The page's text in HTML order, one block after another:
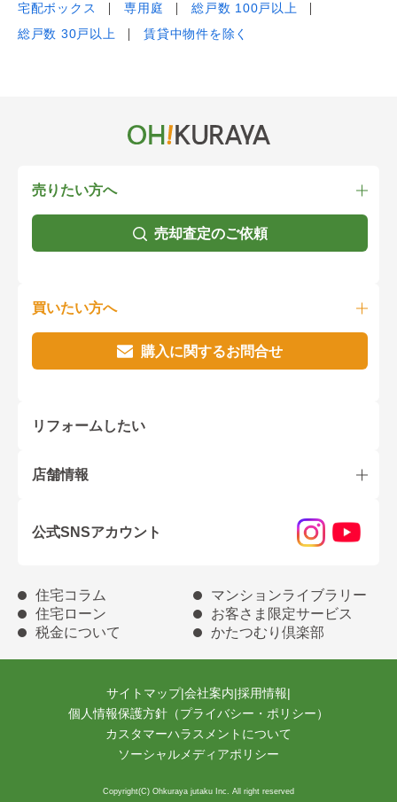
宅配ボックス
専用庭
総戸数 100戸以上
総戸数 30戸以上
賃貸中物件を除く
売りたい方へ
売却査定のご依頼
買いたい方へ
購入に関するお問合せ
リフォームしたい
店舗情報
公式SNSアカウント
住宅コラム
マンションライブラリー
住宅ローン
お客さま限定サービス
税金について
かたつむり倶楽部
サイトマップ|会社案内|採用情報|
個人情報保護方針（プライバシー・ポリシー）
カスタマーハラスメントについて
ソーシャルメディアポリシー
Copyright(C) Ohkuraya jutaku Inc. All right reserved